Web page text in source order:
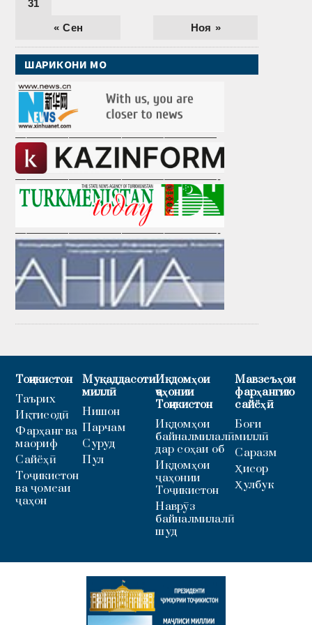
« Сен Ноя »
31
ШАРИКОНИ МО
———————————————————
———————————————————-
———————————————————-
Тоҷикистон
Таърих
Иқтисодӣ
Фарҳанг ва
маориф
Сайёҳӣ
Тоҷикистон
ва ҷомеаи
ҷаҳон
Муқаддасоти
миллӣ
Нишон
Парчам
Суруд
Пул
Иқдомҳои
ҷаҳонии
Тоҷикистон
Иқдомҳои
байналмилалӣ
дар соҳаи об
Иқдомҳои
ҷаҳонии
Тоҷикистон
Наврӯз
байналмилалӣ
шуд
Мавзеъҳои
фарҳангию
сайёҳӣ
Боғи
миллӣ
Саразм
Ҳисор
Ҳулбук